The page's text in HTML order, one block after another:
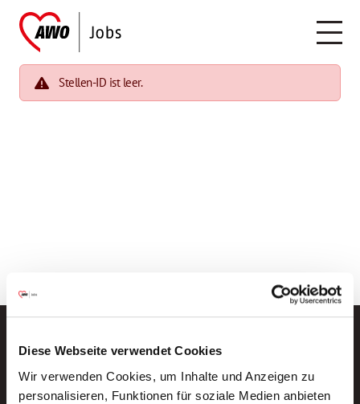
Diese Webseite verwendet Cookies
Wir verwenden Cookies, um Inhalte und Anzeigen zu
personalisieren, Funktionen für soziale Medien anbieten
Stellen-ID ist leer.
Neue Stellen per E-Mail.